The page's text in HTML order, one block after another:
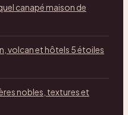
canapé maison de
volcan et hôtels 5 étoiles
nobles, textures et